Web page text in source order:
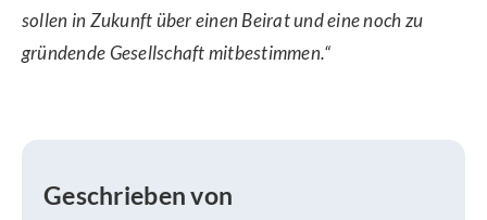
sollen in Zukunft über einen Beirat und eine noch zu
gründende Gesellschaft mitbestimmen.“
Geschrieben von